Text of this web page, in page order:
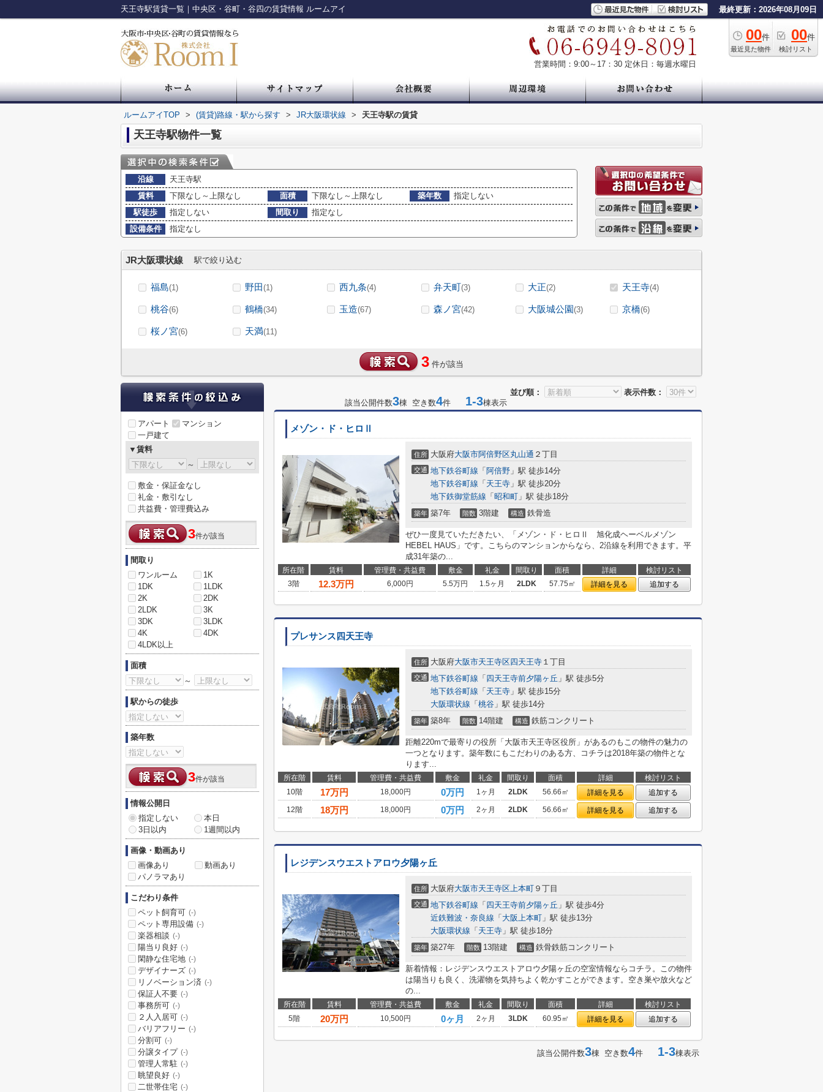
天王寺駅賃貸一覧｜中央区・谷町・谷四の賃貸情報 ルームアイ 最終更新：2026年08月09日
00件
最近見た物件
00件
検討リスト
営業時間：9:00～17：30 定休日：毎週水曜日
ルームアイTOP > (賃貸)路線・駅から探す > JR大阪環状線 > 天王寺駅の賃貸
天王寺駅物件一覧
沿線
天王寺駅
賃料
下限なし～上限なし 面積 下限なし～上限なし 築年数
指定しない
駅徒歩
指定しない 間取り
指定なし
設備条件
指定なし
JR大阪環状線 駅で絞り込む
福島(1) 野田(1) 西九条(4) 弁天町(3) 大正(2) 天王寺(4)
桃谷(6) 鶴橋(34) 玉造(67) 森ノ宮(42) 大阪城公園(3) 京橋(6)
桜ノ宮(6) 天満(11)
3 件が該当
並び順：
表示件数：
該当公開件数3棟 空き数4件 1-3棟表示
メゾン・ド・ヒロⅡ
住所 大阪府大阪市阿倍野区丸山通 ２丁目
交通 地下鉄谷町線 「 阿倍野 」駅 徒歩14分
地下鉄谷町線 「 天王寺 」駅 徒歩20分
地下鉄御堂筋線 「 昭和町 」駅 徒歩18分
築年 築7年 階数 3階建 構造 鉄骨造
ぜひ一度見ていただきたい、「メゾン・ド・ヒロⅡ 旭化成ヘーベルメゾン
HEBEL HAUS」です。こちらのマンションからなら、2沿線を利用できます。平
成31年築の...
所在階 賃料 管理費・共益費 敷金 礼金 間取り 面積 詳細
検討リスト
3階
12.3万円 6,000円 5.5万円 1.5ヶ月 2LDK 57.75㎡ 詳細を見る 追加する
プレサンス四天王寺
住所 大阪府大阪市天王寺区四天王寺 １丁目
交通 地下鉄谷町線 「 四天王寺前夕陽ヶ丘 」駅 徒歩5分
地下鉄谷町線 「 天王寺 」駅 徒歩15分
大阪環状線 「 桃谷 」駅 徒歩14分
築年 築8年 階数 14階建 構造 鉄筋コンクリート
距離220mで最寄りの役所「大阪市天王寺区役所」があるのもこの物件の魅力の
一つとなります。築年数にもこだわりのある方、コチラは2018年築の物件とな
ります...
所在階 賃料 管理費・共益費 敷金 礼金 間取り 面積 詳細
検討リスト
10階
17万円 18,000円 0万円 1ヶ月 2LDK 56.66㎡ 詳細を見る
追加する
12階
18万円 18,000円 0万円 2ヶ月 2LDK 56.66㎡ 詳細を見る 追加する
レジデンスウエストアロウ夕陽ヶ丘
住所 大阪府大阪市天王寺区上本町 ９丁目
交通 地下鉄谷町線 「 四天王寺前夕陽ヶ丘 」駅 徒歩4分
近鉄難波・奈良線 「 大阪上本町 」駅 徒歩13分
大阪環状線 「 天王寺 」駅 徒歩18分
築年 築27年 階数 13階建 構造 鉄骨鉄筋コンクリート
新着情報：レジデンスウエストアロウ夕陽ヶ丘の空室情報ならコチラ。この物件
は陽当りも良く、洗濯物を気持ちよく乾かすことができます。空き巣や放火など
の...
所在階 賃料 管理費・共益費 敷金 礼金 間取り 面積 詳細
検討リスト
5階
20万円 10,500円 0ヶ月 2ヶ月 3LDK 60.95㎡ 詳細を見る 追加する
該当公開件数3棟 空き数4件 1-3棟表示
アパート
マンション
一戸建て
▼賃料
～
敷金・保証金なし
礼金・敷引なし
共益費・管理費込み
3件が該当
間取り
ワンルーム
1K
1DK
1LDK
2K
2DK
2LDK
3K
3DK
3LDK
4K
4DK
4LDK以上
面積
～
駅からの徒歩
築年数
3件が該当
情報公開日
指定しない
本日
3日以内
1週間以内
画像・動画あり
画像あり
動画あり
パノラマあり
こだわり条件
ペット飼育可 (-)
ペット専用設備 (-)
楽器相談 (-)
陽当り良好 (-)
閑静な住宅地 (-)
デザイナーズ (-)
リノベーション済 (-)
保証人不要 (-)
事務所可 (-)
２人入居可 (-)
バリアフリー (-)
分割可 (-)
分譲タイプ (-)
管理人常駐 (-)
眺望良好 (-)
二世帯住宅 (-)